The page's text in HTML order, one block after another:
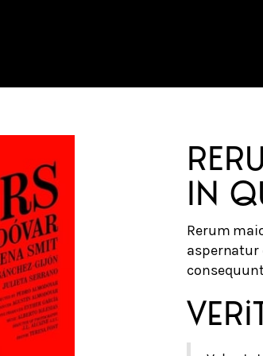
IN
Rerum
aspernatur